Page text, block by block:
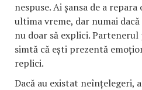
nespuse. Ai șansa de a
ultima vreme, dar numai
nu doar să explici. Partenerul
simtă că ești prezentă
replici.
Dacă au existat neînțelegeri,